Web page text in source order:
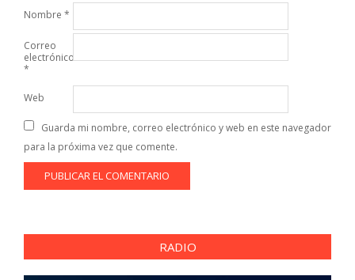
Nombre *
Correo
electrónico
*
Web
Guarda mi nombre, correo electrónico y web en este navegador
para la próxima vez que comente.
RADIO